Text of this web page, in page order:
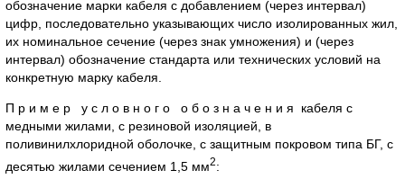
обозначение марки кабеля с добавлением (через интервал)
цифр, последовательно указывающих число изолированных жил,
их номинальное сечение (через знак умножения) и (через
интервал) обозначение стандарта или технических условий на
конкретную марку кабеля.
П р и м е р у с л о в н о г о о б о з н а ч е н и я кабеля с
медными жилами, с резиновой изоляцией, в
поливинилхлоридной оболочке, с защитным покровом типа БГ, с
десятью жилами сечением 1,5 мм2: